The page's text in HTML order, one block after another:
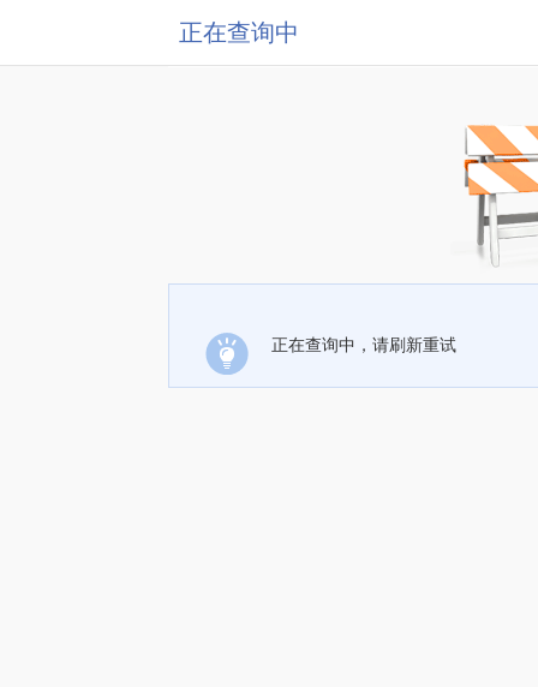
正在查询中
正在查询中，请刷新重试